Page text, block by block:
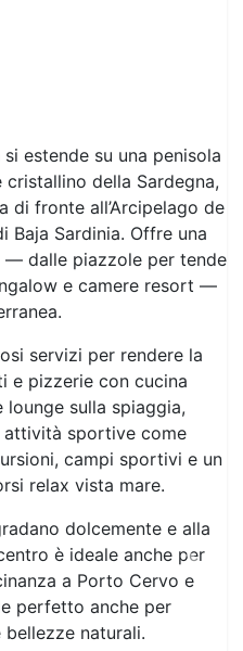
si estende su una penisola
della Sardegna,
Baja Sardinia. Offre una
dalle piazzole per tende
e camere resort —
servizi per rendere la
lounge sulla spiaggia,
attività sportive come
campi sportivi e un
relax vista mare.